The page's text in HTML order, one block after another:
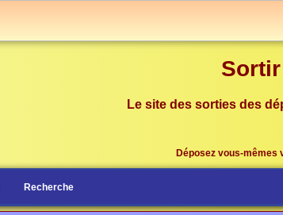
Le site des sorties des
Déposez vous-mêmes
Recherche